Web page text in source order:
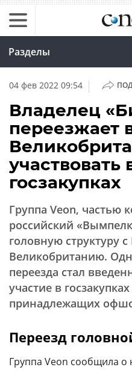
Разделы
04 фев 2022 09:54 |
Владелец
переезжает
участвовать
госзакупках
Группа Veon, частью
российский
головную структуру
Великобританию.
переезда стал
участие в
принадлежащих
Переезд
Группа Veon сообщила